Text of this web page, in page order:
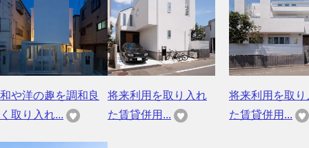
和や洋の趣を調和良
く取り入れ...
将来利用を取り入れ
た賃貸併用...
将来利用を取り
た賃貸併用...